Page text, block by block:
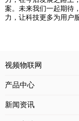
案。未来我们一起期待
力，让科技更多为用户
视频物联网
产品中心
新闻资讯